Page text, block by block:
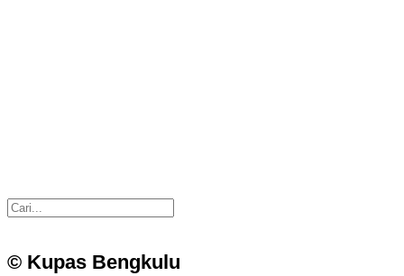
© Kupas Bengkulu